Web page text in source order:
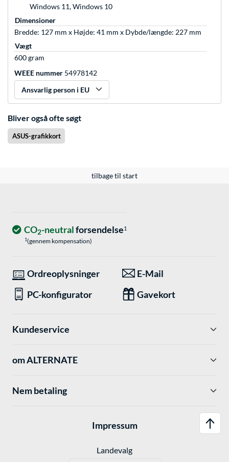
Windows 11, Windows 10
Dimensioner
Bredde: 127 mm x Højde: 41 mm x Dybde/længde: 227 mm
Vægt
600 gram
WEEE nummer 54978142
Ansvarlig person i EU
Bliver også ofte søgt
ASUS-grafikkort
tilbage til start
CO2-neutralforsendelse1
1(gennem kompensation)
Ordreoplysninger
E-Mail
PC-konfigurator
Gavekort
Kundeservice
om ALTERNATE
Nem betaling
Impressum
Landevalg